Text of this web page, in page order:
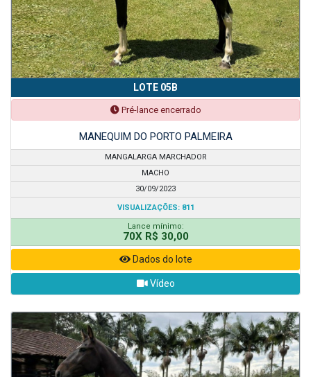
LOTE 05B
Pré-lance encerrado
MANEQUIM DO PORTO PALMEIRA
MANGALARGA MARCHADOR
MACHO
30/09/2023
VISUALIZAÇÕES: 811
Lance mínimo:
70X R$ 30,00
Dados do lote
Vídeo